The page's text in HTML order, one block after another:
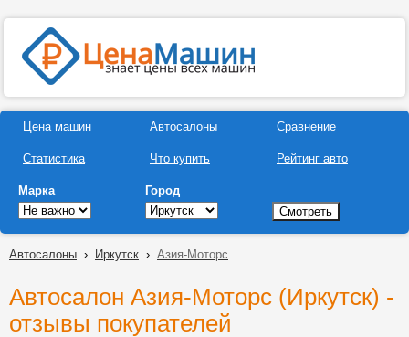
Цена машин
Статистика
Автосалоны
Что купить
Сравнение
Рейтинг авто
Марка Город
Автосалоны › Иркутск › Азия-Моторс
Автосалон Азия-Моторс (Иркутск) -
отзывы покупателей